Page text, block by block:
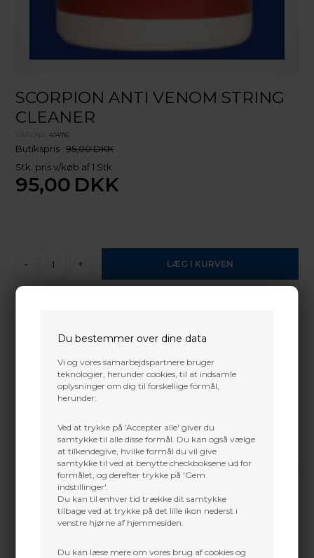
Du bestemmer over dine data
Vi og vores samarbejdspartnere bruger
teknologier, herunder cookies, til at indsamle
oplysninger om dig til forskellige formål,
herunder:
Ved at trykke på 'Accepter alle' giver du
samtykke til alle disse formål. Du kan også vælge
at tilkendegive, hvilke formål du vil give
samtykke til ved at benytte checkboksene ud for
formålet, og derefter trykke på 'Gem
indstillinger'.
Du kan til enhver tid trække dit samtykke
tilbage ved at trykke på det lille ikon nederst i
venstre hjørne af hjemmesiden.
Du kan læse mere om vores brug af cookies og
SCORPION ANTI VENOM STRING
CLEANER
VARENR.41476
Butikspris 95,00 DKK
Stk. pris v/køb af 1 Stk
95,00 DKK
- +
og 3D dyr
Rensemiddel til strenge